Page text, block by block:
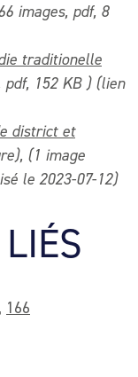
images, pdf, 8
traditionelle
pdf, 152 KB ) (lien
district et
(1 image
le 2023-07-12)
, 166